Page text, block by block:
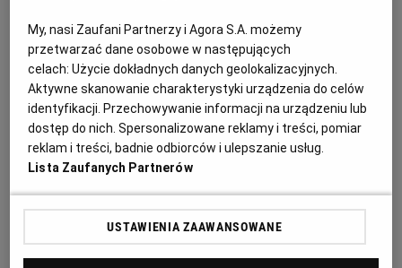
OPOLE
PŁOCK
POZNAŃ
RADOM
ZDROWIE
POGODA
PODRÓŻE
WIDEO
2 łyżki masła klarowanego
cukier puder
ulubione owoce: maliny, truskawki, śliwki, porzeczki
Jak zrobić naleśniki dutch baby?
My, nasi Zaufani Partnerzy i Agora S.A. możemy
przetwarzać dane osobowe w następujących
celach:Użycie dokładnych danych geolokalizacyjnych.
Aktywne skanowanie charakterystyki urządzenia do celów
identyfikacji. Przechowywanie informacji na urządzeniu lub
dostęp do nich. Spersonalizowane reklamy i treści, pomiar
reklam i treści, badnie odbiorców i ulepszanie usług.
Lista Zaufanych Partnerów
USTAWIENIA ZAAWANSOWANE